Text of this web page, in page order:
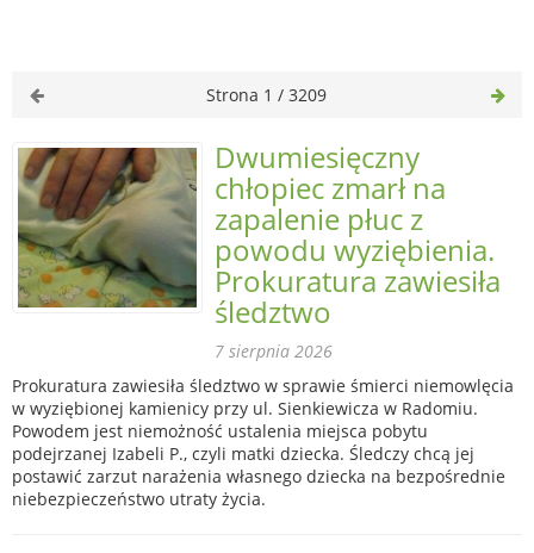
Strona 1 / 3209
Dwumiesięczny
chłopiec zmarł na
zapalenie płuc z
powodu wyziębienia.
Prokuratura zawiesiła
śledztwo
7 sierpnia 2026
Prokuratura zawiesiła śledztwo w sprawie śmierci niemowlęcia
w wyziębionej kamienicy przy ul. Sienkiewicza w Radomiu.
Powodem jest niemożność ustalenia miejsca pobytu
podejrzanej Izabeli P., czyli matki dziecka. Śledczy chcą jej
postawić zarzut narażenia własnego dziecka na bezpośrednie
niebezpieczeństwo utraty życia.